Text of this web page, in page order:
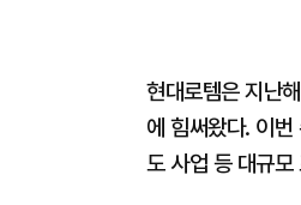
현대로템은 지난
에 힘써왔다. 이
도 사업 등 대규모